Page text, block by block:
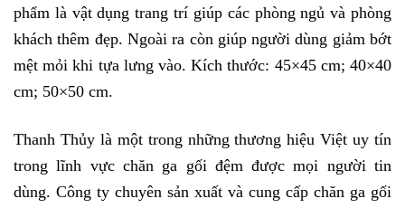
phẩm là vật dụng trang trí giúp các phòng ngủ và phòng
khách thêm đẹp. Ngoài ra còn giúp người dùng giảm bớt
mệt mỏi khi tựa lưng vào. Kích thước: 45×45 cm; 40×40
cm; 50×50 cm.
Thanh Thủy là một trong những thương hiệu Việt uy tín
trong lĩnh vực chăn ga gối đệm được mọi người tin
dùng. Công ty chuyên sản xuất và cung cấp chăn ga gối